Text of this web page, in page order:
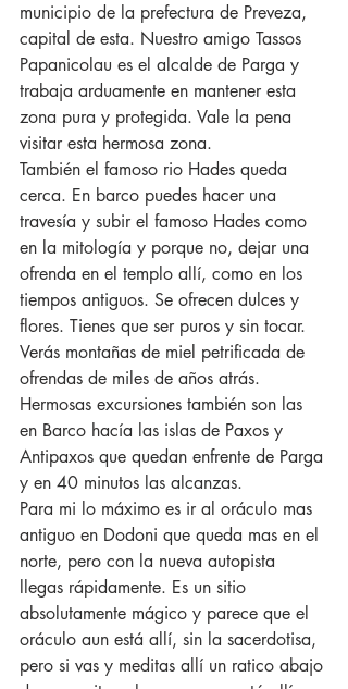
municipio de la prefectura de Preveza,
capital de esta. Nuestro amigo Tassos
Papanicolau es el alcalde de Parga y
trabaja arduamente en mantener esta
zona pura y protegida. Vale la pena
visitar esta hermosa zona.
También el famoso rio Hades queda
cerca. En barco puedes hacer una
travesía y subir el famoso Hades como
en la mitología y porque no, dejar una
ofrenda en el templo allí, como en los
tiempos antiguos. Se ofrecen dulces y
flores. Tienes que ser puros y sin tocar.
Verás montañas de miel petrificada de
ofrendas de miles de años atrás.
Hermosas excursiones también son las
en Barco hacía las islas de Paxos y
Antipaxos que quedan enfrente de Parga
y en 40 minutos las alcanzas.
Para mi lo máximo es ir al oráculo mas
antiguo en Dodoni que queda mas en el
norte, pero con la nueva autopista
llegas rápidamente. Es un sitio
absolutamente mágico y parece que el
oráculo aun está allí, sin la sacerdotisa,
pero si vas y meditas allí un ratico abajo